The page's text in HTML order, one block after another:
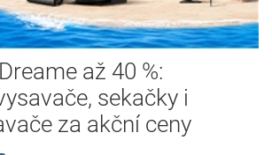
až 40 %:
sekačky i
za akční ceny